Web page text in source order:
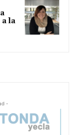
la
-